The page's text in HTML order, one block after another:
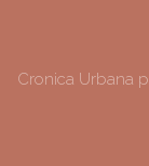
Cronica Urbana